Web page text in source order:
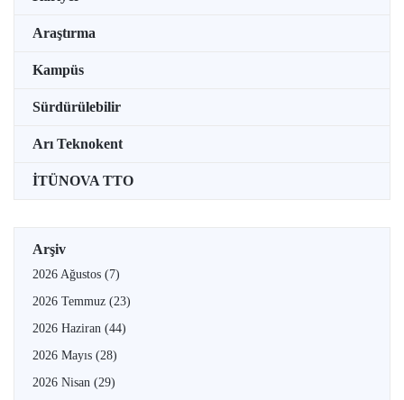
Araştırma
Kampüs
Sürdürülebilir
Arı Teknokent
İTÜNOVA TTO
Arşiv
2026 Ağustos (7)
2026 Temmuz (23)
2026 Haziran (44)
2026 Mayıs (28)
2026 Nisan (29)